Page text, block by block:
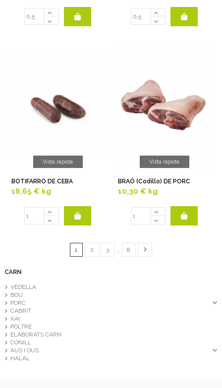
Vista ràpida
BOTIFARRO DE CEBA
18,65 € kg
Vista ràpida
BRAÓ (Codillo) DE PORC
10,30 € kg
1 2 3 … 8
CARN
VEDELLA
BOU
PORC
CABRIT
XAI
POLTRE
ELABORATS CARN
CONILL
AUS I OUS
HALAL